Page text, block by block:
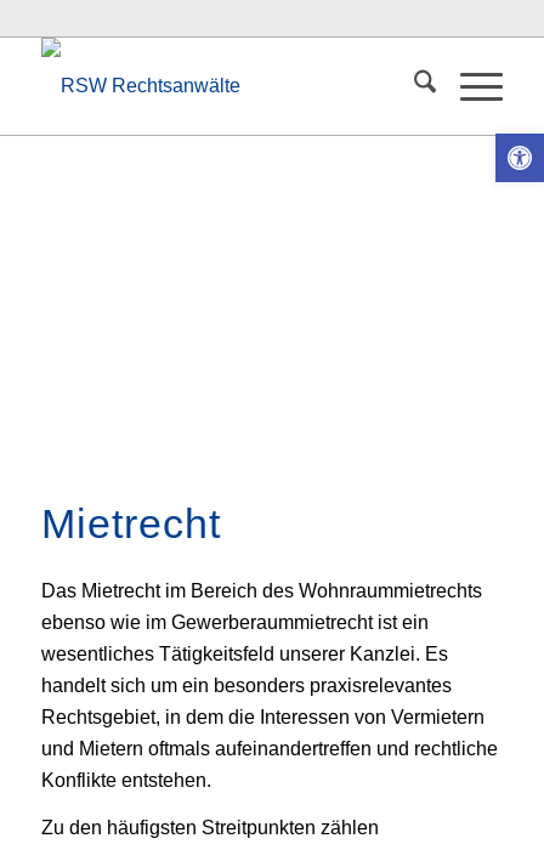
Mietrecht
Das Mietrecht im Bereich des Wohnraummietrechts
ebenso wie im Gewerberaummietrecht ist ein
wesentliches Tätigkeitsfeld unserer Kanzlei. Es
handelt sich um ein besonders praxisrelevantes
Rechtsgebiet, in dem die Interessen von Vermietern
und Mietern oftmals aufeinandertreffen und rechtliche
Konflikte entstehen.
Zu den häufigsten Streitpunkten zählen